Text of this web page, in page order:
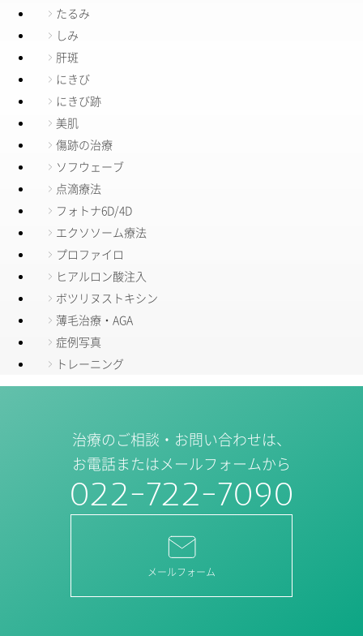
たるみ
しみ
肝斑
にきび
にきび跡
美肌
傷跡の治療
ソフウェーブ
点滴療法
フォトナ6D/4D
エクソソーム療法
プロファイロ
ヒアルロン酸注入
ボツリヌストキシン
薄毛治療・AGA
症例写真
トレーニング
治療のご相談・お問い合わせは、
お電話またはメールフォームから
022-722-7090
メールフォーム